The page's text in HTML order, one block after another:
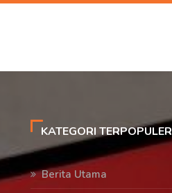
KATEGORI TERPOPULER
Berita Utama